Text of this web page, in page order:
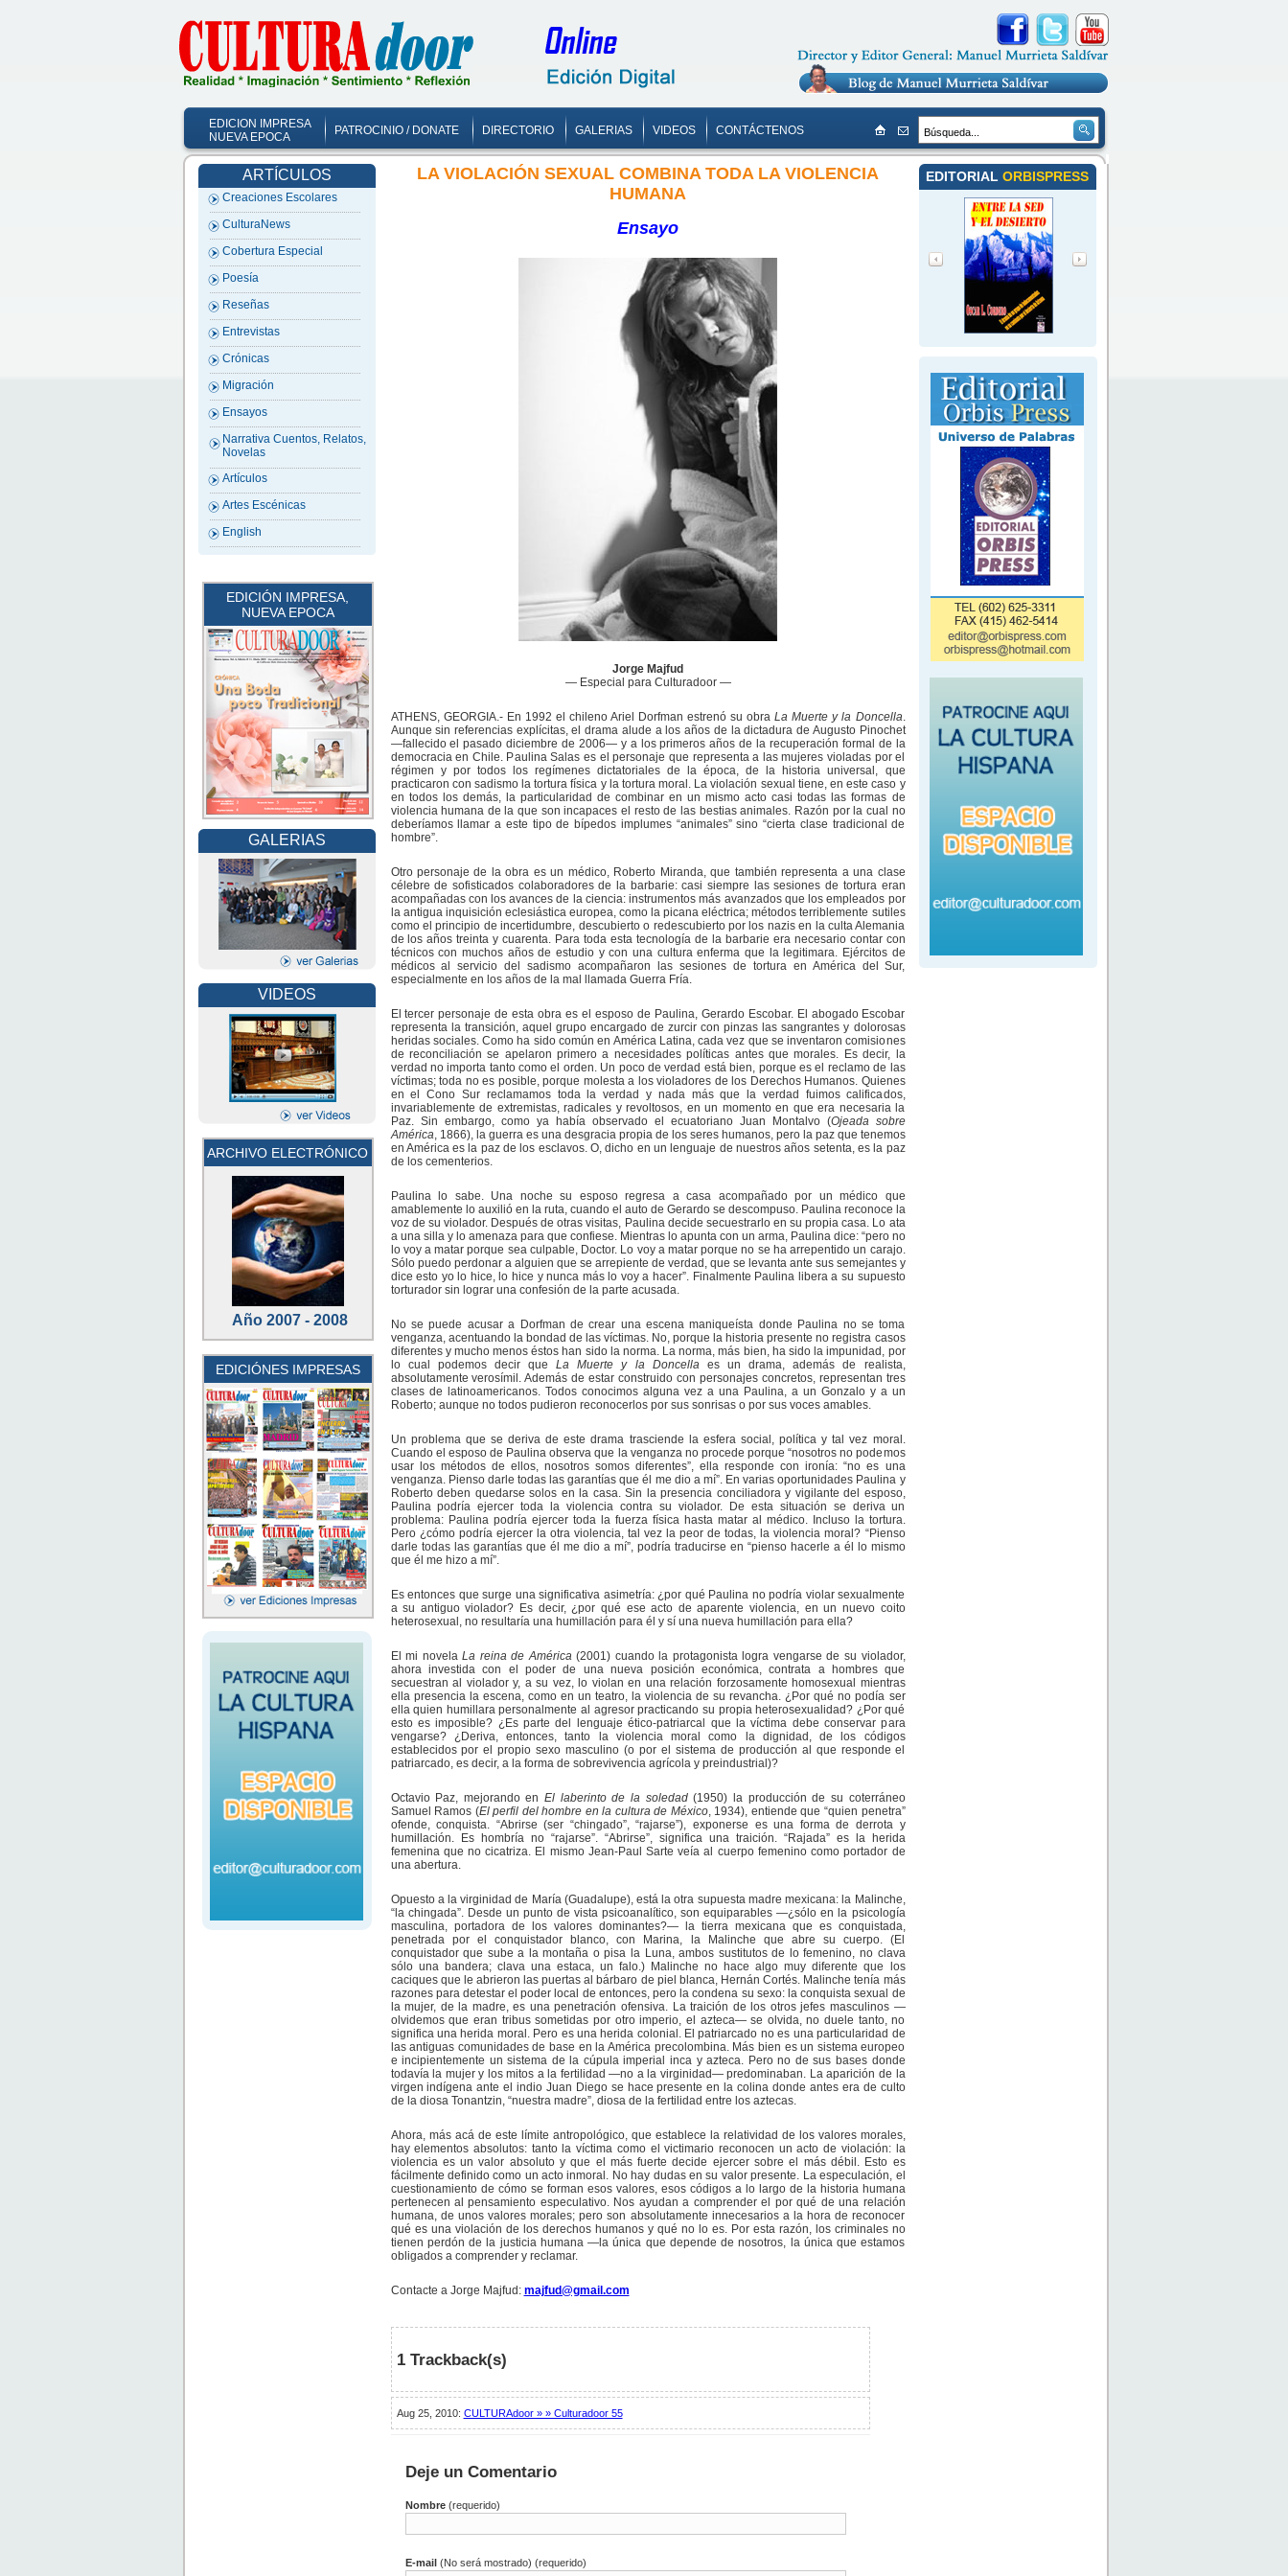
EDICION IMPRESA
NUEVA EPOCA
PATROCINIO / DONATE DIRECTORIO GALERIAS VIDEOS CONTÁCTENOS
ARTÍCULOS
Creaciones Escolares
CulturaNews
Cobertura Especial
Poesía
Reseñas
Entrevistas
Crónicas
Migración
Ensayos
Narrativa Cuentos, Relatos,
Novelas
Artículos
Artes Escénicas
English
EDICIÓN IMPRESA,
NUEVA EPOCA
GALERIAS
VIDEOS
ARCHIVO ELECTRÓNICO
Año 2007 - 2008
EDICIÓNES IMPRESAS
LA VIOLACIÓN SEXUAL COMBINA TODA LA VIOLENCIA
HUMANA
Ensayo
Jorge Majfud
— Especial para Culturadoor —
ATHENS, GEORGIA.- En 1992 el chileno Ariel Dorfman estrenó su obraLa Muerte y la Doncella.
Aunque sin referencias explícitas, el drama alude a los años de la dictadura de Augusto Pinochet
—fallecido el pasado diciembre de 2006— y a los primeros años de la recuperación formal de la
democracia en Chile. Paulina Salas es el personaje que representa a las mujeres violadas por el
régimen y por todos los regímenes dictatoriales de la época, de la historia universal, que
practicaron con sadismo la tortura física y la tortura moral. La violación sexual tiene, en este caso y
en todos los demás, la particularidad de combinar en un mismo acto casi todas las formas de
violencia humana de la que son incapaces el resto de las bestias animales. Razón por la cual no
deberíamos llamar a este tipo de bípedos implumes “animales” sino “cierta clase tradicional de
hombre”.
Otro personaje de la obra es un médico, Roberto Miranda, que también representa a una clase
célebre de sofisticados colaboradores de la barbarie: casi siempre las sesiones de tortura eran
acompañadas con los avances de la ciencia: instrumentos más avanzados que los empleados por
la antigua inquisición eclesiástica europea, como la picana eléctrica; métodos terriblemente sutiles
como el principio de incertidumbre, descubierto o redescubierto por los nazis en la culta Alemania
de los años treinta y cuarenta. Para toda esta tecnología de la barbarie era necesario contar con
técnicos con muchos años de estudio y con una cultura enferma que la legitimara. Ejércitos de
médicos al servicio del sadismo acompañaron las sesiones de tortura en América del Sur,
especialmente en los años de la mal llamada Guerra Fría.
El tercer personaje de esta obra es el esposo de Paulina, Gerardo Escobar. El abogado Escobar
representa la transición, aquel grupo encargado de zurcir con pinzas las sangrantes y dolorosas
heridas sociales. Como ha sido común en América Latina, cada vez que se inventaron comisiones
de reconciliación se apelaron primero a necesidades políticas antes que morales. Es decir, la
verdad no importa tanto como el orden. Un poco de verdad está bien, porque es el reclamo de las
víctimas; toda no es posible, porque molesta a los violadores de los Derechos Humanos. Quienes
en el Cono Sur reclamamos toda la verdad y nada más que la verdad fuimos calificados,
invariablemente de extremistas, radicales y revoltosos, en un momento en que era necesaria la
Paz. Sin embargo, como ya había observado el ecuatoriano Juan Montalvo (Ojeada sobre
América, 1866), la guerra es una desgracia propia de los seres humanos, pero la paz que tenemos
en América es la paz de los esclavos. O, dicho en un lenguaje de nuestros años setenta, es la paz
de los cementerios.
Paulina lo sabe. Una noche su esposo regresa a casa acompañado por un médico que
amablemente lo auxilió en la ruta, cuando el auto de Gerardo se descompuso. Paulina reconoce la
voz de su violador. Después de otras visitas, Paulina decide secuestrarlo en su propia casa. Lo ata
a una silla y lo amenaza para que confiese. Mientras lo apunta con un arma, Paulina dice: “pero no
lo voy a matar porque sea culpable, Doctor. Lo voy a matar porque no se ha arrepentido un carajo.
Sólo puedo perdonar a alguien que se arrepiente de verdad, que se levanta ante sus semejantes y
dice esto yo lo hice, lo hice y nunca más lo voy a hacer”. Finalmente Paulina libera a su supuesto
torturador sin lograr una confesión de la parte acusada.
No se puede acusar a Dorfman de crear una escena maniqueísta donde Paulina no se toma
venganza, acentuando la bondad de las víctimas. No, porque la historia presente no registra casos
diferentes y mucho menos éstos han sido la norma. La norma, más bien, ha sido la impunidad, por
lo cual podemos decir queLa Muerte y la Doncellaes un drama, además de realista,
absolutamente verosímil. Además de estar construido con personajes concretos, representan tres
clases de latinoamericanos. Todos conocimos alguna vez a una Paulina, a un Gonzalo y a un
Roberto; aunque no todos pudieron reconocerlos por sus sonrisas o por sus voces amables.
Un problema que se deriva de este drama trasciende la esfera social, política y tal vez moral.
Cuando el esposo de Paulina observa que la venganza no procede porque “nosotros no podemos
usar los métodos de ellos, nosotros somos diferentes”, ella responde con ironía: “no es una
venganza. Pienso darle todas las garantías que él me dio a mí”. En varias oportunidades Paulina y
Roberto deben quedarse solos en la casa. Sin la presencia conciliadora y vigilante del esposo,
Paulina podría ejercer toda la violencia contra su violador. De esta situación se deriva un
problema: Paulina podría ejercer toda la fuerza física hasta matar al médico. Incluso la tortura.
Pero ¿cómo podría ejercer la otra violencia, tal vez la peor de todas, la violencia moral? “Pienso
darle todas las garantías que él me dio a mí”, podría traducirse en “pienso hacerle a él lo mismo
que él me hizo a mí”.
Es entonces que surge una significativa asimetría: ¿por qué Paulina no podría violar sexualmente
a su antiguo violador? Es decir, ¿por qué ese acto de aparente violencia, en un nuevo coito
heterosexual, no resultaría una humillación para él y sí una nueva humillación para ella?
El mi novelaLa reina de América(2001) cuando la protagonista logra vengarse de su violador,
ahora investida con el poder de una nueva posición económica, contrata a hombres que
secuestran al violador y, a su vez, lo violan en una relación forzosamente homosexual mientras
ella presencia la escena, como en un teatro, la violencia de su revancha. ¿Por qué no podía ser
ella quien humillara personalmente al agresor practicando su propia heterosexualidad? ¿Por qué
esto es imposible? ¿Es parte del lenguaje ético-patriarcal que la víctima debe conservar para
vengarse? ¿Deriva, entonces, tanto la violencia moral como la dignidad, de los códigos
establecidos por el propio sexo masculino (o por el sistema de producción al que responde el
patriarcado, es decir, a la forma de sobrevivencia agrícola y preindustrial)?
Octavio Paz, mejorando enEl laberinto de la soledad(1950) la producción de su coterráneo
Samuel Ramos (El perfil del hombre en la cultura de México, 1934), entiende que “quien penetra”
ofende, conquista. “Abrirse (ser “chingado”, “rajarse”), exponerse es una forma de derrota y
humillación. Es hombría no “rajarse”. “Abrirse”, significa una traición. “Rajada” es la herida
femenina que no cicatriza. El mismo Jean-Paul Sarte veía al cuerpo femenino como portador de
una abertura.
Opuesto a la virginidad de María (Guadalupe), está la otra supuesta madre mexicana: la Malinche,
“la chingada”. Desde un punto de vista psicoanalítico, son equiparables —¿sólo en la psicología
masculina, portadora de los valores dominantes?— la tierra mexicana que es conquistada,
penetrada por el conquistador blanco, con Marina, la Malinche que abre su cuerpo. (El
conquistador que sube a la montaña o pisa la Luna, ambos sustitutos de lo femenino, no clava
sólo una bandera; clava una estaca, un falo.) Malinche no hace algo muy diferente que los
caciques que le abrieron las puertas al bárbaro de piel blanca, Hernán Cortés. Malinche tenía más
razones para detestar el poder local de entonces, pero la condena su sexo: la conquista sexual de
la mujer, de la madre, es una penetración ofensiva. La traición de los otros jefes masculinos —
olvidemos que eran tribus sometidas por otro imperio, el azteca— se olvida, no duele tanto, no
significa una herida moral. Pero es una herida colonial. El patriarcado no es una particularidad de
las antiguas comunidades de base en la América precolombina. Más bien es un sistema europeo
e incipientemente un sistema de la cúpula imperial inca y azteca. Pero no de sus bases donde
todavía la mujer y los mitos a la fertilidad —no a la virginidad— predominaban. La aparición de la
virgen indígena ante el indio Juan Diego se hace presente en la colina donde antes era de culto
de la diosa Tonantzin, “nuestra madre”, diosa de la fertilidad entre los aztecas.
Ahora, más acá de este límite antropológico, que establece la relatividad de los valores morales,
hay elementos absolutos: tanto la víctima como el victimario reconocen un acto de violación: la
violencia es un valor absoluto y que el más fuerte decide ejercer sobre el más débil. Esto es
fácilmente definido como un acto inmoral. No hay dudas en su valor presente. La especulación, el
cuestionamiento de cómo se forman esos valores, esos códigos a lo largo de la historia humana
pertenecen al pensamiento especulativo. Nos ayudan a comprender el por qué de una relación
humana, de unos valores morales; pero son absolutamente innecesarios a la hora de reconocer
qué es una violación de los derechos humanos y qué no lo es. Por esta razón, los criminales no
tienen perdón de la justicia humana —la única que depende de nosotros, la única que estamos
obligados a comprender y reclamar.
Contacte a Jorge Majfud: majfud@gmail.com
1 Trackback(s)
Aug 25, 2010: CULTURAdoor » » Culturadoor 55
Deje un Comentario
Nombre(requerido)
E-mail(No será mostrado) (requerido)
EDITORIAL ORBISPRESS